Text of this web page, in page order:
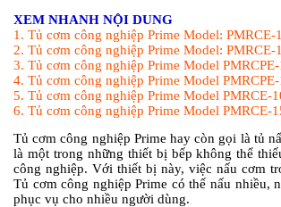
XEM NHANH NỘI DUNG
1. Tủ cơm công nghiệp Prime Model: PMRCE-
2. Tủ cơm công nghiệp Prime Model: PMRCE-
3. Tủ cơm công nghiệp Prime Model
4. Tủ cơm công nghiệp Prime Model
5. Tủ cơm công nghiệp Prime Model PMRCE-
6. Tủ cơm công nghiệp Prime Model PMRCE-
Tủ cơm công nghiệp Prime hay còn gọi là tủ
là một trong những thiết bị bếp không thể
công nghiệp. Với thiết bị này, việc nấu cơm
Tủ cơm công nghiệp Prime có thế nấu nhiều,
phục vụ cho nhiều người dùng.